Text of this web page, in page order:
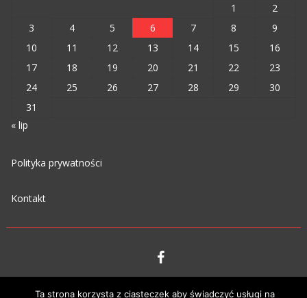
1
2
3
4 5 6 7 8
9
10
11 12 13 14 15
16
17
18 19 20 21 22
23
24
25 26 27 28 29
30
31
« lip
Polityka prywatności
Kontakt
Ta strona korzysta z ciasteczek aby świadczyć usługi na